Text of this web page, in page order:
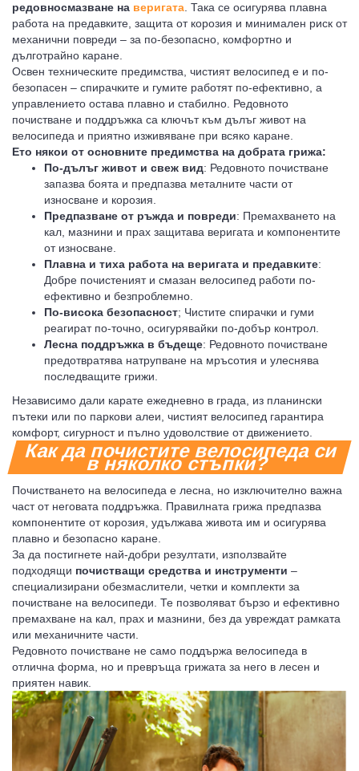
НА МОТОР
редовносмазване на веригата . Така се осигурява плавна
работа на предавките, защита от корозия и минимален риск от
механични повреди – за по-безопасно, комфортно и
дълготрайно каране.
Освен техническите предимства, чистият велосипед е и по-
безопасен – спирачките и гумите работят по-ефективно, а
управлението остава плавно и стабилно. Редовното
почистване и поддръжка са ключът към дълъг живот на
велосипеда и приятно изживяване при всяко каране.
Ето някои от основните предимства на добрата грижа:
По-дълъг живот и свеж вид: Редовното почистване
запазва боята и предпазва металните части от
износване и корозия.
Предпазване от ръжда и повреди: Премахването на
кал, мазнини и прах защитава веригата и компонентите
от износване.
Плавна и тиха работа на веригата и предавките:
Добре почистеният и смазан велосипед работи по-
ефективно и безпроблемно.
По-висока безопасност; Чистите спирачки и гуми
реагират по-точно, осигурявайки по-добър контрол.
Лесна поддръжка в бъдеще: Редовното почистване
предотвратява натрупване на мръсотия и улеснява
последващите грижи.
Независимо дали карате ежедневно в града, из планински
пътеки или по паркови алеи, чистият велосипед гарантира
комфорт, сигурност и пълно удоволствие от движението.
Как да почистите велосипеда си
в няколко стъпки?
Почистването на велосипеда е лесна, но изключително важна
част от неговата поддръжка. Правилната грижа предпазва
компонентите от корозия, удължава живота им и осигурява
плавно и безопасно каране.
За да постигнете най-добри резултати, използвайте
подходящи почистващи средства и инструменти –
специализирани обезмаслители, четки и комплекти за
почистване на велосипеди. Те позволяват бързо и ефективно
премахване на кал, прах и мазнини, без да увреждат рамката
или механичните части.
Редовното почистване не само поддържа велосипеда в
отлична форма, но и превръща грижата за него в лесен и
приятен навик.